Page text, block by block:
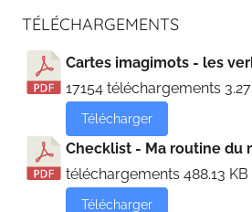
TÉLÉCHARGEMENTS
Cartes imagimots - les
17154 téléchargements
Télécharger
Checklist - Ma routine du
téléchargements 488.13 KB
Télécharger